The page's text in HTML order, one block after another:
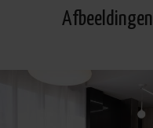
Afbeeldingen